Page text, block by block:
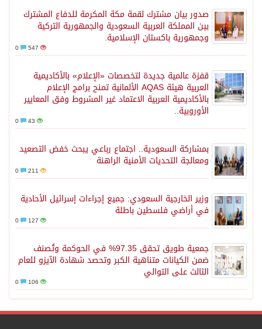
صدور بيان مشترك لقمة مكة المكرمة للدفاع المشترك
بين المملكة العربية السعودية والجمهورية التركية
وجمهورية باكستان الإسلامية.
547
قفزة عالمية جديدة لتخصصات «الإعلام» بالأكاديمية
العربية هيئة AQAS الألمانية تمنح برامج الإعلام
بالأكاديمية العربية الاعتماد غير المشروط وفق المعايير
الأوروبية..
43
بمشاركة السعودية.. اجتماع رباعي يبحث خفض التصعيد
ومعالجة التحديات الأمنية الراهنة
211
وزير الخارجية السعودي: جميع إجراءات إسرائيل الأحادية
في أراضي فلسطين باطلة
127
جمعية طويق تحقق 97.35% في الحوكمة وتُصنف
ضمن الكيانات متناهية الكبر وتحصد شهادة الآيزو للعام
الثالث على التوالي
106